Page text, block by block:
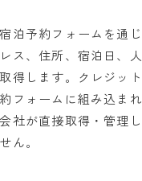
泊予約フォームを通じ
ス、住所、宿泊日、人
得します。クレジット
フォームに組み込まれ
社が直接取得・管理し
ん。